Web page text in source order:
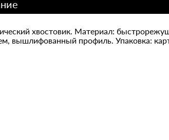
хвостовик. Материал:
вышлифованный профиль. Упаковка: